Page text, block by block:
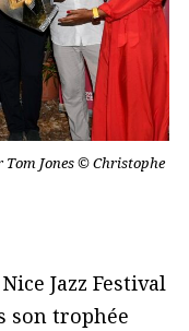
Jones © Christophe
Jazz Festival
son trophée